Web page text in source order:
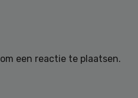
om een reactie te plaatsen.